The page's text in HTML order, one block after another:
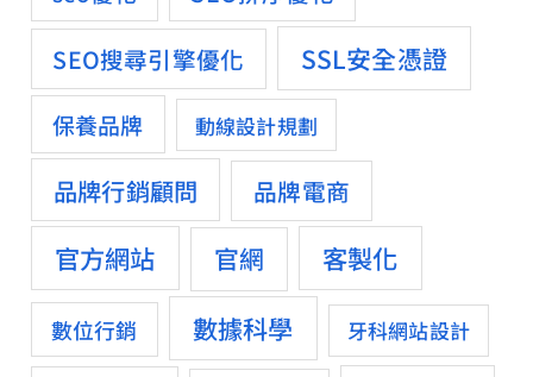
SEO搜尋引擎優化
SSL安全憑證
保養品牌 動線設計規劃
品牌行銷顧問 品牌電商
官方網站 官網 客製化
數位行銷 數據科學 牙科網站設計